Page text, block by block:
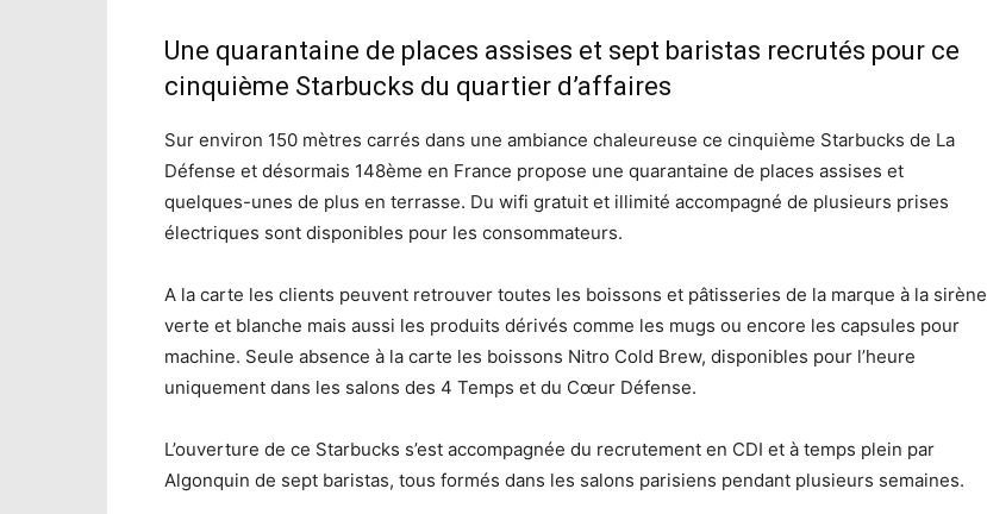
Une quarantaine de places assises et sept baristas recrutés pour ce
cinquième Starbucks du quartier d’affaires
Sur environ 150 mètres carrés dans une ambiance chaleureuse ce cinquième Starbucks de La
Défense et désormais 148ème en France propose une quarantaine de places assises et
quelques-unes de plus en terrasse. Du wifi gratuit et illimité accompagné de plusieurs prises
électriques sont disponibles pour les consommateurs.
A la carte les clients peuvent retrouver toutes les boissons et pâtisseries de la marque à la sirène
verte et blanche mais aussi les produits dérivés comme les mugs ou encore les capsules pour
machine. Seule absence à la carte les boissons Nitro Cold Brew, disponibles pour l’heure
uniquement dans les salons des 4 Temps et du Cœur Défense.
L’ouverture de ce Starbucks s’est accompagnée du recrutement en CDI et à temps plein par
Algonquin de sept baristas, tous formés dans les salons parisiens pendant plusieurs semaines.